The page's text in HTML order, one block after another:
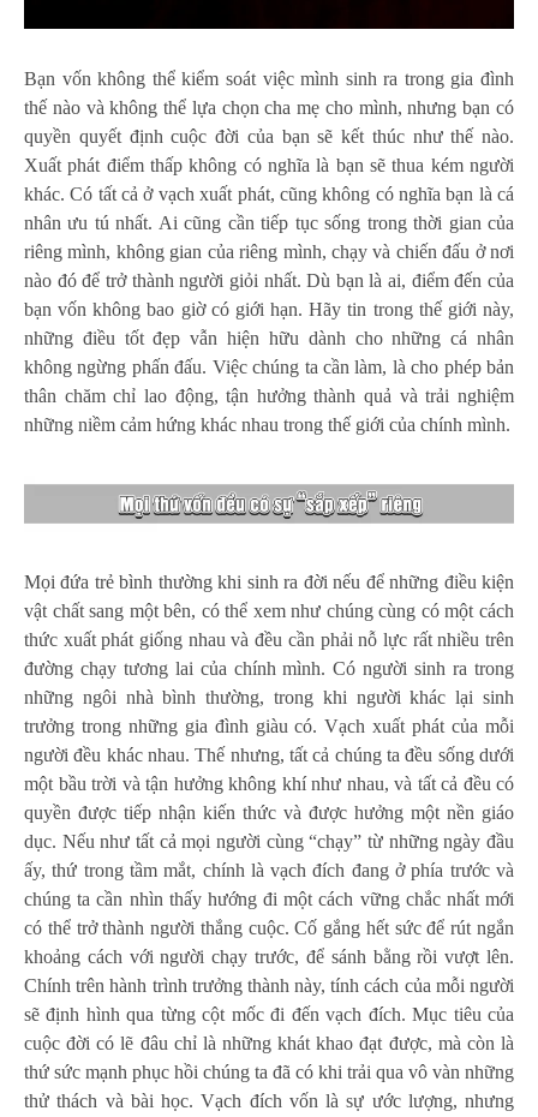
Bạn vốn không thể kiểm soát việc mình sinh ra trong gia đình
thế nào và không thể lựa chọn cha mẹ cho mình, nhưng bạn có
quyền quyết định cuộc đời của bạn sẽ kết thúc như thế nào.
Xuất phát điểm thấp không có nghĩa là bạn sẽ thua kém người
khác. Có tất cả ở vạch xuất phát, cũng không có nghĩa bạn là cá
nhân ưu tú nhất. Ai cũng cần tiếp tục sống trong thời gian của
riêng mình, không gian của riêng mình, chạy và chiến đấu ở nơi
nào đó để trở thành người giỏi nhất. Dù bạn là ai, điểm đến của
bạn vốn không bao giờ có giới hạn. Hãy tin trong thế giới này,
những điều tốt đẹp vẫn hiện hữu dành cho những cá nhân
không ngừng phấn đấu. Việc chúng ta cần làm, là cho phép bản
thân chăm chỉ lao động, tận hưởng thành quả và trải nghiệm
những niềm cảm hứng khác nhau trong thế giới của chính mình.
Mọi đứa trẻ bình thường khi sinh ra đời nếu để những điều kiện
vật chất sang một bên, có thể xem như chúng cùng có một cách
thức xuất phát giống nhau và đều cần phải nỗ lực rất nhiều trên
đường chạy tương lai của chính mình. Có người sinh ra trong
những ngôi nhà bình thường, trong khi người khác lại sinh
trưởng trong những gia đình giàu có. Vạch xuất phát của mỗi
người đều khác nhau. Thế nhưng, tất cả chúng ta đều sống dưới
một bầu trời và tận hưởng không khí như nhau, và tất cả đều có
quyền được tiếp nhận kiến thức và được hưởng một nền giáo
dục. Nếu như tất cả mọi người cùng “chạy” từ những ngày đầu
ấy, thứ trong tầm mắt, chính là vạch đích đang ở phía trước và
chúng ta cần nhìn thấy hướng đi một cách vững chắc nhất mới
có thể trở thành người thắng cuộc. Cố gắng hết sức để rút ngắn
khoảng cách với người chạy trước, để sánh bằng rồi vượt lên.
Chính trên hành trình trưởng thành này, tính cách của mỗi người
sẽ định hình qua từng cột mốc đi đến vạch đích. Mục tiêu của
cuộc đời có lẽ đâu chỉ là những khát khao đạt được, mà còn là
thứ sức mạnh phục hồi chúng ta đã có khi trải qua vô vàn những
thử thách và bài học. Vạch đích vốn là sự ước lượng, nhưng